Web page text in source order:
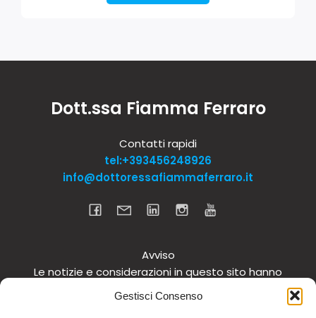
Gestisci Consenso
Dott.ssa Fiamma Ferraro
Contatti rapidi
tel:+393456248926
info@dottoressafiammaferraro.it
Avviso
Le notizie e considerazioni in questo sito hanno
carattere informativo generale e non intendono in
alcun modo dare consigli medici. Si raccomanda di